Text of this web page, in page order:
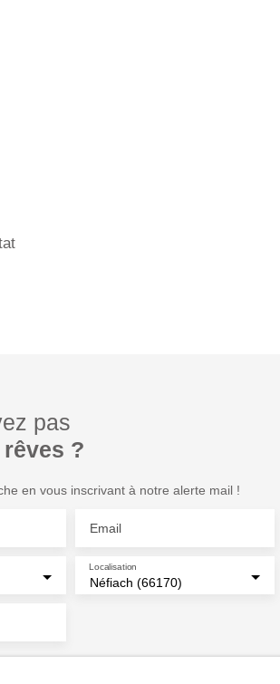
pas
?
en vous inscrivant à notre alerte mail !
Email
Néfiach (66170)
Localisation